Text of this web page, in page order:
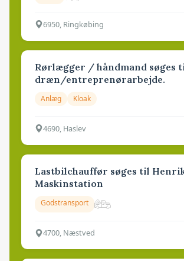
6950, Ringkøbing
Rørlægger / håndmand søges
dræn/entreprenørarbejde.
Anlæg Kloak
4690, Haslev
Lastbilchauffør søges til
Maskinstation
Godstransport
4700, Næstved